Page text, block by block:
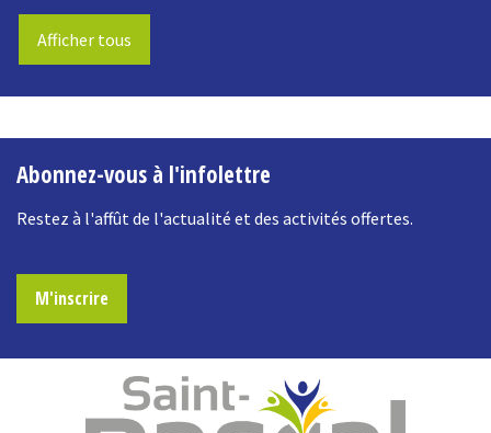
Afficher tous
Abonnez-vous à l'infolettre
Restez à l'affût de l'actualité et des activités offertes.
M'inscrire